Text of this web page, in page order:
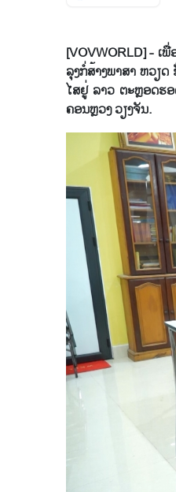
[VOVWORLD] - ເ
ລຸງກໍ່​ສ້າງ​ພາ​ສາ ຫວຽ
ໄສ​ຢູ່ ລາວ ຕະຫຼອດ​ຮ
ຄອນຫຼວງ ວຽງ​ຈັນ.